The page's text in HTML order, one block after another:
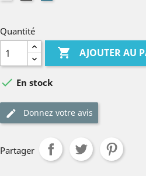
Quantité
 AJOUTER AU
 En stock
Donnez votre avis
Partager